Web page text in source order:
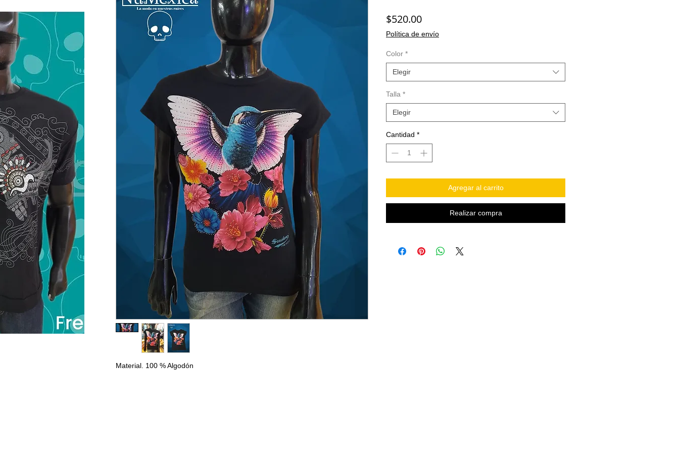
Material. 100 % Algodón
$520.00Precio
Política de envío
Color *
Elegir
Talla *
Elegir
Cantidad *
Agregar al carrito
Realizar compra